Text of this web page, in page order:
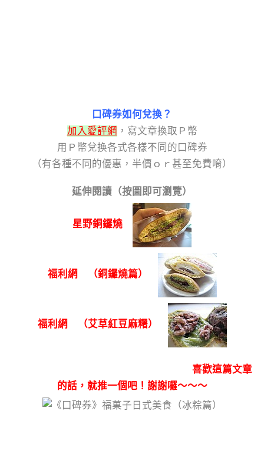
口碑券如何兌換？
加入愛評網 ，寫文章換取Ｐ幣
用Ｐ幣兌換各式各樣不同的口碑券
（有各種不同的優惠，半價ｏｒ甚至免費唷）
延伸閱讀（按圖即可瀏覽）
星野銅鑼燒
福利網 （銅鑼燒篇）
福利網 （艾草紅豆麻糬）
喜歡這篇文章
的話，就推一個吧！謝謝囉～～～